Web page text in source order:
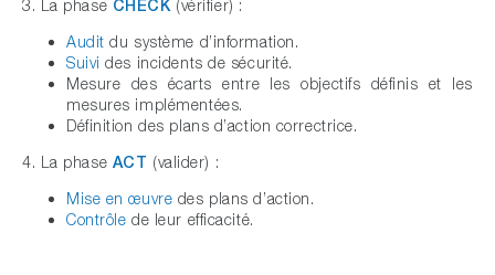
3. La phase CHECK (vérifier) :
Audit du système d’information.
Suivi des incidents de sécurité.
Mesure des écarts entre les objectifs définis et les
mesures implémentées.
Définition des plans d’action correctrice.
4. La phase ACT (valider) :
Mise en œuvre des plans d’action.
Contrôle de leur efficacité.